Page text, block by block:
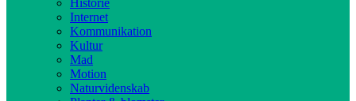
Historie
Internet
Kommunikation
Kultur
Mad
Motion
Naturvidenskab